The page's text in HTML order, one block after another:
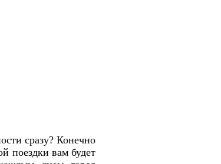
сразу? Конечно
поездки вам будет